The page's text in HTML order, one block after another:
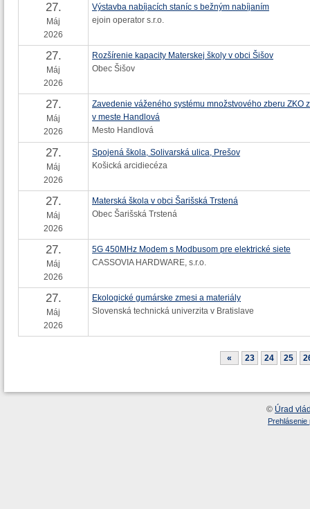
27.
Máj
2026
Výstavba nabíjacích staníc s bežným nabíjaním
ejoin operator s.r.o.
27.
Máj
2026
Rozšírenie kapacity Materskej školy v obci Šišov
Obec Šišov
27.
Máj
2026
Zavedenie váženého systému množstvového zberu ZKO
v meste Handlová
Mesto Handlová
27.
Máj
2026
Spojená škola, Solivarská ulica, Prešov
Košická arcidiecéza
27.
Máj
2026
Materská škola v obci Šarišská Trstená
Obec Šarišská Trstená
27.
Máj
2026
5G 450MHz Modem s Modbusom pre elektrické siete
CASSOVIA HARDWARE, s.r.o.
27.
Máj
2026
Ekologické gumárske zmesi a materiály
Slovenská technická univerzita v Bratislave
« 23 24 25
© Úrad